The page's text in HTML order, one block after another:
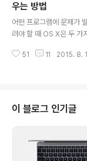
도 데이터 복원 소프트웨
다. 반면에 '휴지통 안전
인 영역에 가공의 데이터
나 개인에게 있어 매우 중
우는 방법
어떤 프로그램에 문제가
려야 할 때 OS X은 두 가
통통 '바운스'시키는 것이
알림으로 인해 집중력이
으실 거라 생각합니다. 알
저절로 사라질 뿐만 아
을 원천 차단할 수 있습니
기 시작하면 응용 프로그
51 11 2015. 8.
이 블로그 인기글